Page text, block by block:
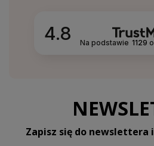
4.8 Na podstawie 1129
Zapisz się do newslettera